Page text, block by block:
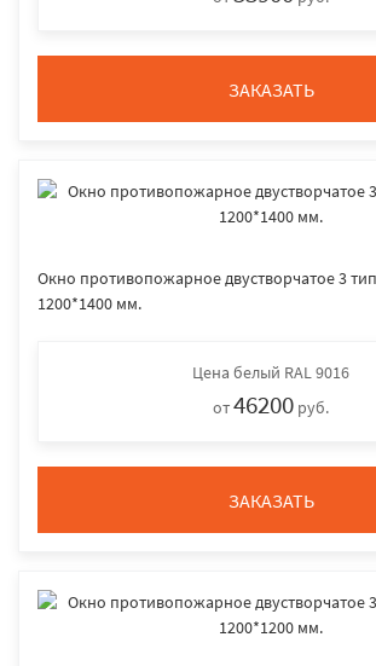
ЗАКАЗАТЬ
Окно противопожарное двустворчатое 3
1200*1400 мм.
Цена белый RAL 9016
от46200 руб.
ЗАКАЗАТЬ